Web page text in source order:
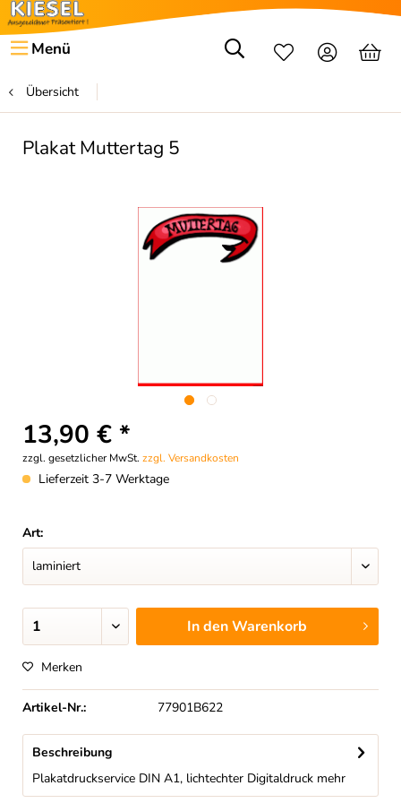
Menü
Übersicht
Plakat Muttertag 5
13,90 € *
zzgl. gesetzlicher MwSt. zzgl. Versandkosten
Lieferzeit 3-7 Werktage
Art:
In denWarenkorb
Merken
Artikel-Nr.: 77901B622
Beschreibung
Plakatdruckservice DIN A1, lichtechter Digitaldruck mehr